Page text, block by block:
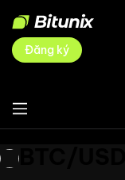
Đăng ký